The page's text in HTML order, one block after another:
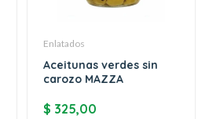
Enlatados
Aceitunas verdes sin
carozo MAZZA
$ 325,00